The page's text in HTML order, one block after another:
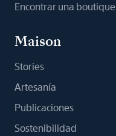
Encontrar una boutique
Maison
Stories
Artesanía
Publicaciones
Sostenibilidad